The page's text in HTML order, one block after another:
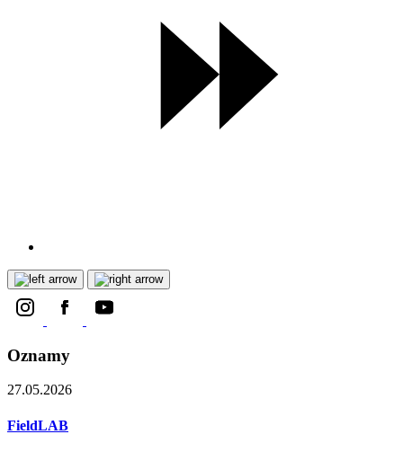
Oznamy
27.05.2026
FieldLAB